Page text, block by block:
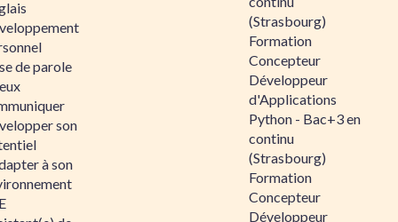
de parole
son
à son
(Strasbourg)
Formation
Concepteur
Développeur
d'Applications
Python - Bac+3 en
continu
(Strasbourg)
Formation
Concepteur
Développeur